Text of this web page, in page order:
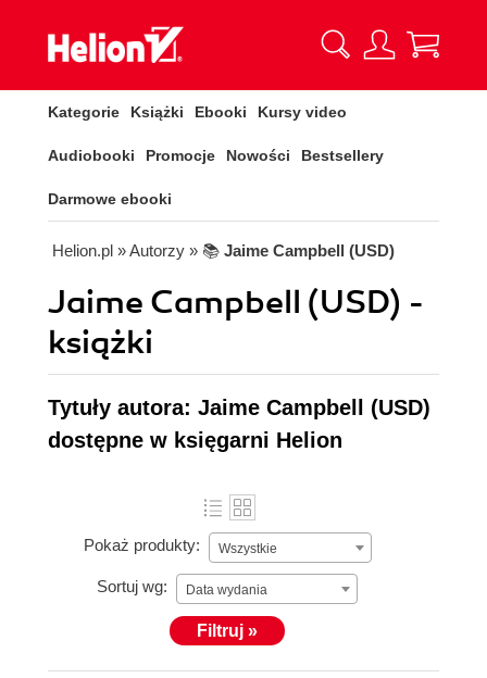
Kategorie Książki Ebooki Kursy video
Audiobooki Promocje Nowości Bestsellery
Darmowe ebooki
Helion.pl » Autorzy » 📚 Jaime Campbell (USD)
Jaime Campbell (USD) -
książki
Tytuły autora: Jaime Campbell (USD)
dostępne w księgarni Helion
Pokaż produkty: Wszystkie
Sortuj wg: Data wydania
Filtruj »